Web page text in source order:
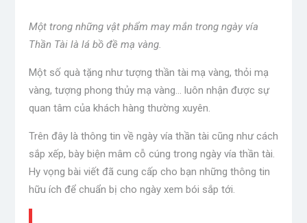
Một trong những vật phẩm may mắn trong ngày vía
Thần Tài là lá bồ đề mạ vàng.
Một số quà tặng như tượng thần tài mạ vàng, thỏi mạ
vàng, tượng phong thủy mạ vàng… luôn nhận được sự
quan tâm của khách hàng thường xuyên.
Trên đây là thông tin về ngày vía thần tài cũng như cách
sắp xếp, bày biện mâm cỗ cúng trong ngày vía thần tài.
Hy vọng bài viết đã cung cấp cho bạn những thông tin
hữu ích để chuẩn bị cho ngày xem bói sắp tới.